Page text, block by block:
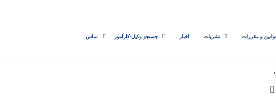
و مقررات نشریات اخبار جستجو وکیل/کارآموز تماس